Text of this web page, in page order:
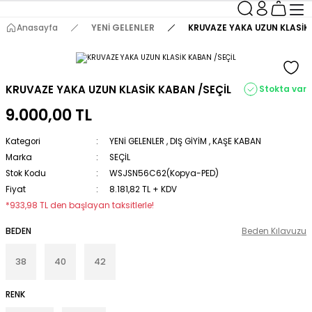
Anasayfa YENİ GELENLER KRUVAZE YAKA UZUN
KRUVAZE YAKA UZUN KLASİK KABAN /SEÇİL Stokta var
9.000,00 TL
Kategori YENİ GELENLER ,DIŞ GİYİM ,KAŞE KABAN
Marka
SEÇİL
Stok Kodu
WSJSN56C62(Kopya-PED)
Fiyat
8.181,82 TL + KDV
*933,98 TL den başlayan taksitlerle!
BEDEN
38 40 42
RENK
Beden Kılavuzu